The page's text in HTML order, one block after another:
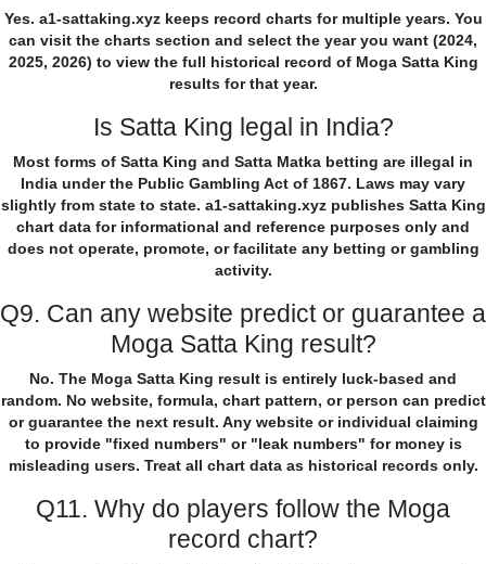
Yes. a1-sattaking.xyz keeps record charts for multiple years. You
can visit the charts section and select the year you want (2024,
2025, 2026) to view the full historical record of Moga Satta King
results for that year.
Is Satta King legal in India?
Most forms of Satta King and Satta Matka betting are illegal in
India under the Public Gambling Act of 1867. Laws may vary
slightly from state to state. a1-sattaking.xyz publishes Satta King
chart data for informational and reference purposes only and
does not operate, promote, or facilitate any betting or gambling
activity.
Q9. Can any website predict or guarantee a
Moga Satta King result?
No. The Moga Satta King result is entirely luck-based and
random. No website, formula, chart pattern, or person can predict
or guarantee the next result. Any website or individual claiming
to provide "fixed numbers" or "leak numbers" for money is
misleading users. Treat all chart data as historical records only.
Q11. Why do players follow the Moga
record chart?